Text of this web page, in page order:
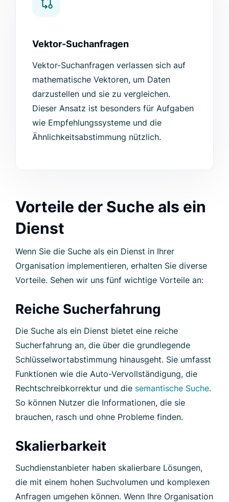
Vektor-Suchanfragen
Vektor-Suchanfragen verlassen sich auf
mathematische Vektoren, um Daten
darzustellen und sie zu vergleichen.
Dieser Ansatz ist besonders für Aufgaben
wie Empfehlungssysteme und die
Ähnlichkeitsabstimmung nützlich.
Vorteile der Suche als ein
Dienst
Wenn Sie die Suche als ein Dienst in Ihrer
Organisation implementieren, erhalten Sie diverse
Vorteile. Sehen wir uns fünf wichtige Vorteile an:
Reiche Sucherfahrung
Die Suche als ein Dienst bietet eine reiche
Sucherfahrung an, die über die grundlegende
Schlüsselwortabstimmung hinausgeht. Sie umfasst
Funktionen wie die Auto-Vervollständigung, die
Rechtschreibkorrektur und die semantische Suche.
So können Nutzer die Informationen, die sie
brauchen, rasch und ohne Probleme finden.
Skalierbarkeit
Suchdienstanbieter haben skalierbare Lösungen,
die mit einem hohen Suchvolumen und komplexen
Anfragen umgehen können. Wenn Ihre Organisation